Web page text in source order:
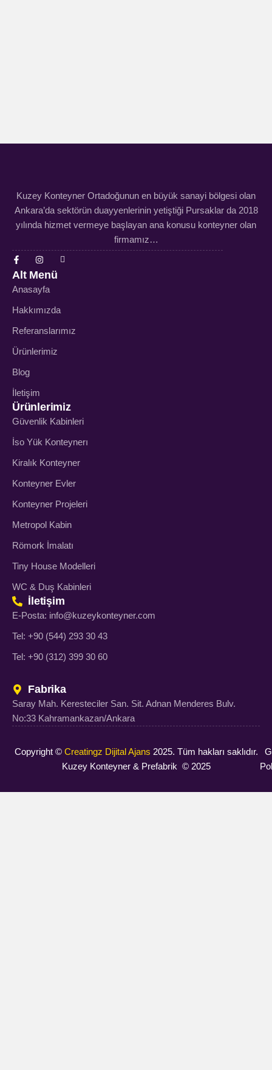
Kuzey Konteyner Ortadoğunun en büyük sanayi bölgesi olan
Ankara’da sektörün duayyenlerinin yetiştiği Pursaklar da 2018
yılında hizmet vermeye başlayan ana konusu konteyner olan
firmamız…
Alt Menü
Anasayfa
Hakkımızda
Referanslarımız
Ürünlerimiz
Blog
İletişim
Ürünlerimiz
Güvenlik Kabinleri
İso Yük Konteynerı
Kiralık Konteyner
Konteyner Evler
Konteyner Projeleri
Metropol Kabin
Römork İmalatı
Tiny House Modelleri
WC & Duş Kabinleri
İletişim
E-Posta: info@kuzeykonteyner.com
Tel: +90 (544) 293 30 43
Tel: +90 (312) 399 30 60
Fabrika
Saray Mah. Keresteciler San. Sit. Adnan Menderes Bulv.
No:33 Kahramankazan/Ankara
Copyright © Creatingz Dijital Ajans 2025. Tüm hakları saklıdır.
Kuzey Konteyner & Prefabrik © 2025